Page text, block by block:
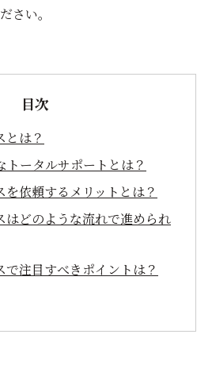
さい。
目次
とは？
トータルサポートとは？
を依頼するメリットとは？
はどのような流れで進められ
で注目すべきポイントは？